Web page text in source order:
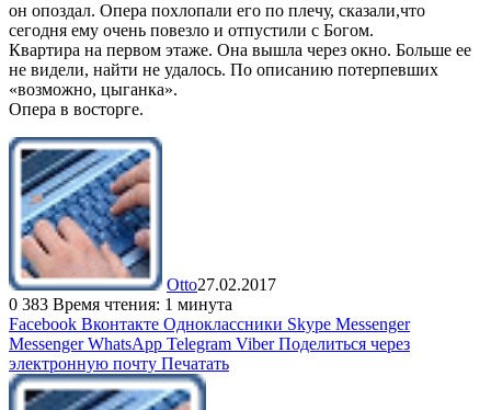
он опоздал. Опера похлопали его по плечу, сказали,что
сегодня ему очень повезло и отпустили с Богом.
Квартира на первом этаже. Она вышла через окно. Больше ее
не видели, найти не удалось. По описанию потерпевших
«возможно, цыганка».
Опера в восторге.
Otto27.02.2017
0 383 Время чтения: 1 минута
Facebook Вконтакте Одноклассники Skype Messenger
Messenger WhatsApp Telegram Viber Поделиться через
электронную почту Печатать